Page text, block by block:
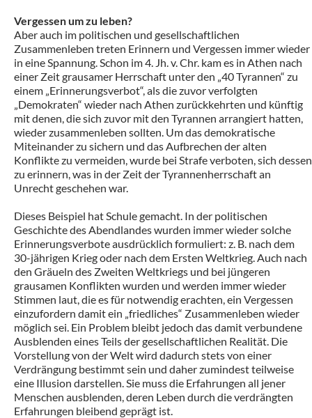
Vergessen um zu leben?
Aber auch im politischen und gesellschaftlichen
Zusammenleben treten Erinnern und Vergessen immer wieder
in eine Spannung. Schon im 4. Jh. v. Chr. kam es in Athen nach
einer Zeit grausamer Herrschaft unter den „40 Tyrannen“ zu
einem „Erinnerungsverbot“, als die zuvor verfolgten
„Demokraten“ wieder nach Athen zurückkehrten und künftig
mit denen, die sich zuvor mit den Tyrannen arrangiert hatten,
wieder zusammenleben sollten. Um das demokratische
Miteinander zu sichern und das Aufbrechen der alten
Konflikte zu vermeiden, wurde bei Strafe verboten, sich dessen
zu erinnern, was in der Zeit der Tyrannenherrschaft an
Unrecht geschehen war.
Dieses Beispiel hat Schule gemacht. In der politischen
Geschichte des Abendlandes wurden immer wieder solche
Erinnerungsverbote ausdrücklich formuliert: z. B. nach dem
30-jährigen Krieg oder nach dem Ersten Weltkrieg. Auch nach
den Gräueln des Zweiten Weltkriegs und bei jüngeren
grausamen Konflikten wurden und werden immer wieder
Stimmen laut, die es für notwendig erachten, ein Vergessen
einzufordern damit ein „friedliches“ Zusammenleben wieder
möglich sei. Ein Problem bleibt jedoch das damit verbundene
Ausblenden eines Teils der gesellschaftlichen Realität. Die
Vorstellung von der Welt wird dadurch stets von einer
Verdrängung bestimmt sein und daher zumindest teilweise
eine Illusion darstellen. Sie muss die Erfahrungen all jener
Menschen ausblenden, deren Leben durch die verdrängten
Erfahrungen bleibend geprägt ist.